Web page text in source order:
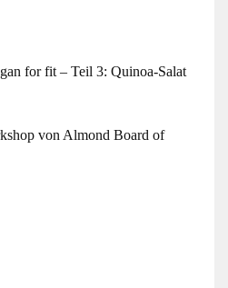
for fit – Teil 3: Quinoa-Salat
von Almond Board of